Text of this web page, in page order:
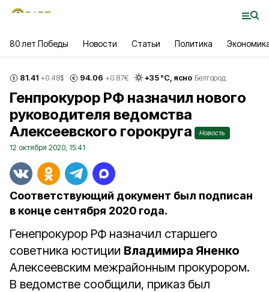
80 лет Победы Новости Статьи Политика
81.41 +0.48$ 94.06 +0.87€ +35°С, ясно Белгород
Генпрокурор РФ назначил нового
руководителя ведомства
Алексеевского горокруга
Новость
12 октября 2020, 15:41
Соответствующий документ был подписан
в конце сентября 2020 года.
Генепрокурор РФ назначил старшего
советника юстиции Владимира Яненко
Алексеевским межрайонным прокурором.
В ведомстве сообщили, приказ был